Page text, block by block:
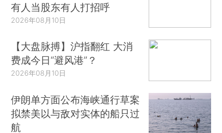
有人当股东有人打招呼
2026年08月10日
【大盘脉搏】沪指翻红 大消
费成今日“避风港”？
2026年08月10日
伊朗单方面公布海峡通行草案
拟禁美以与敌对实体的船只过
航